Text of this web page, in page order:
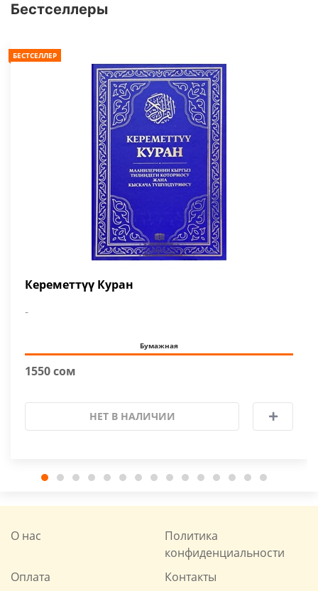
Бестселлеры
БЕСТСЕЛЛЕР
Кереметтүү Куран
-
Бумажная
1550 сом
НЕТ В НАЛИЧИИ
О нас
Политика
конфиденциальности
Оплата
Контакты